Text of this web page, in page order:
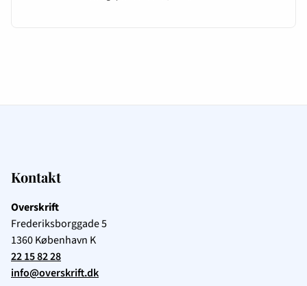
Kontakt
Overskrift
Frederiksborggade 5
1360København K
22 15 82 28
info@overskrift.dk